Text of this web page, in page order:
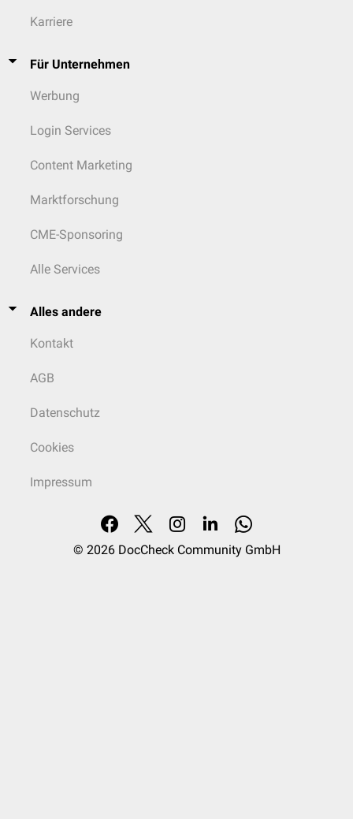
Karriere
Für Unternehmen
Werbung
Login Services
Content Marketing
Marktforschung
CME-Sponsoring
Alle Services
Alles andere
Kontakt
AGB
Datenschutz
Cookies
Impressum
© 2026 DocCheck Community GmbH